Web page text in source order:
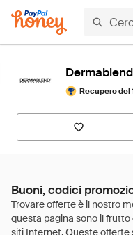
Dermablend
Recupero del
Buoni, codici